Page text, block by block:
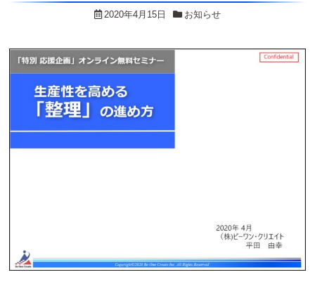
2020年4月15日 お知らせ